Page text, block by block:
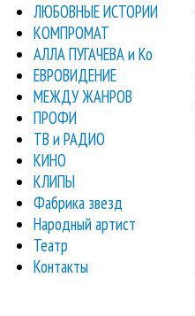
ЛЮБОВНЫЕ ИСТОРИИ
КОМПРОМАТ
АЛЛА ПУГАЧЕВА и Ко
ЕВРОВИДЕНИЕ
МЕЖДУ ЖАНРОВ
ПРОФИ
ТВ и РАДИО
КИНО
КЛИПЫ
Фабрика звезд
Народный артист
Театр
Контакты